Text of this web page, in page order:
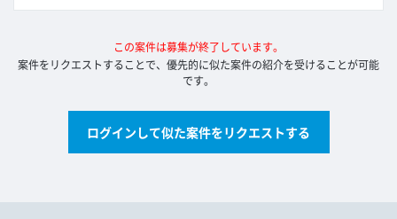
この案件は募集が終了しています。
案件をリクエストすることで、優先的に似た案件の紹介を受けることが可能
です。
ログインして似た案件をリクエストする